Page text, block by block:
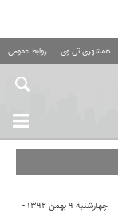
همشهری تی وی روابط عمومی
چهارشنبه ۹ بهمن ۱۳۹۲ -